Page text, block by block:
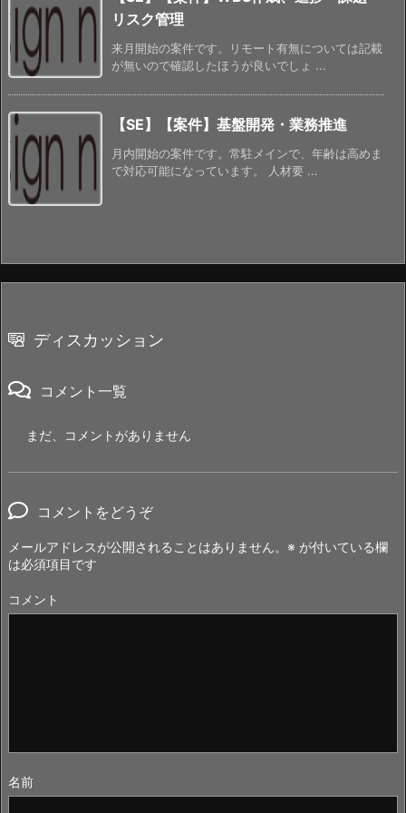
リスク管理
来月開始の案件です。リモート有無については記載
が無いので確認したほうが良いでしょ ...
【SE】【案件】基盤開発・業務推進
月内開始の案件です。常駐メインで、年齢は高めま
で対応可能になっています。 人材要 ...
ディスカッション
コメント一覧
まだ、コメントがありません
コメントをどうぞ
メールアドレスが公開されることはありません。 ※ が付いている欄
は必須項目です
コメント
名前